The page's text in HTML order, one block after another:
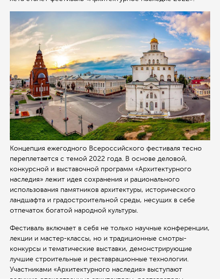
Концепция ежегодного Всероссийского фестиваля тесно
переплетается с темой 2022 года. В основе деловой,
конкурсной и выставочной программ «Архитектурного
наследия» лежит идея сохранения и рационального
использования памятников архитектуры, исторического
ландшафта и градостроительной среды, несущих в себе
отпечаток богатой народной культуры.
Фестиваль включает в себя не только научные конференции,
лекции и мастер-классы, но и традиционные смотры-
конкурсы и тематические выставки, демонстрирующие
лучшие строительные и реставрационные технологии.
Участниками «Архитектурного наследия» выступают